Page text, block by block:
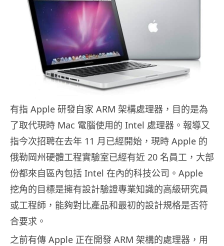
有指 Apple 研發自家 ARM 架構處理器，目的是為
了取代現時 Mac 電腦使用的 Intel 處理器。報導又
指今次招聘在去年 11 月已經開始，現時 Apple 的
俄勒岡州硬體工程實驗室已經有近 20 名員工，大部
份都來自區內包括 Intel 在內的科技公司。Apple
挖角的目標是擁有設計驗證專業知識的高級研究員
或工程師，能夠對比產品和最初的設計規格是否符
合要求。
之前有傳 Apple 正在開發 ARM 架構的處理器，用